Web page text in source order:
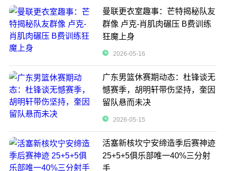
曼联更衣室趣事：芒特揭秘队友
群像 卢克-肖肌肉碾压 B费训练
狂魔上身
2026-05-16
广东男篮休赛期动态：杜锋谈无
憾赛季，胡明轩带伤坚持，奎因
留队悬而未决
2026-05-15
活塞新核坎宁安缔造季后赛神迹
25+5+5俱乐部唯一40%三分射
手